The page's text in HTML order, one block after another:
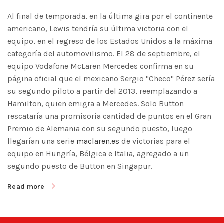
Al final de temporada, en la última gira por el continente
americano, Lewis tendría su última victoria con el
equipo, en el regreso de los Estados Unidos a la máxima
categoría del automovilismo. El 28 de septiembre, el
equipo Vodafone McLaren Mercedes confirma en su
página oficial que el mexicano Sergio "Checo" Pérez sería
su segundo piloto a partir del 2013, reemplazando a
Hamilton, quien emigra a Mercedes.​​ Solo Button
rescataría una promisoria cantidad de puntos en el Gran
Premio de Alemania con su segundo puesto, luego
llegarían una serie maclaren.es de victorias para el
equipo en Hungría, Bélgica e Italia, agregado a un
segundo puesto de Button en Singapur.
Read more